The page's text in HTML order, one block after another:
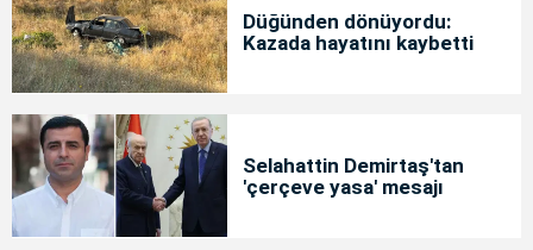
Düğünden dönüyordu:
Kazada hayatını kaybetti
Selahattin Demirtaş'tan
'çerçeve yasa' mesajı